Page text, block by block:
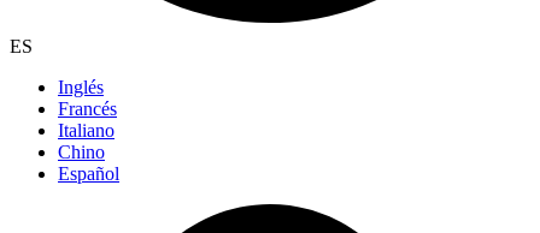
ES
Inglés
Francés
Italiano
Chino
Español